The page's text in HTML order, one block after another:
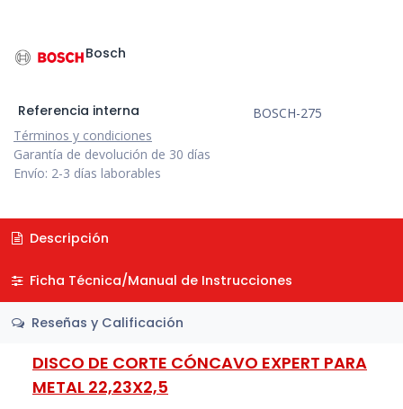
Bosch
Referencia interna
BOSCH-275
Términos y condiciones
Garantía de devolución de 30 días
Envío: 2-3 días laborables
Descripción
Ficha Técnica/Manual de Instrucciones
Reseñas y Calificación
DISCO DE CORTE CÓNCAVO EXPERT PARA
METAL 22,23X2,5